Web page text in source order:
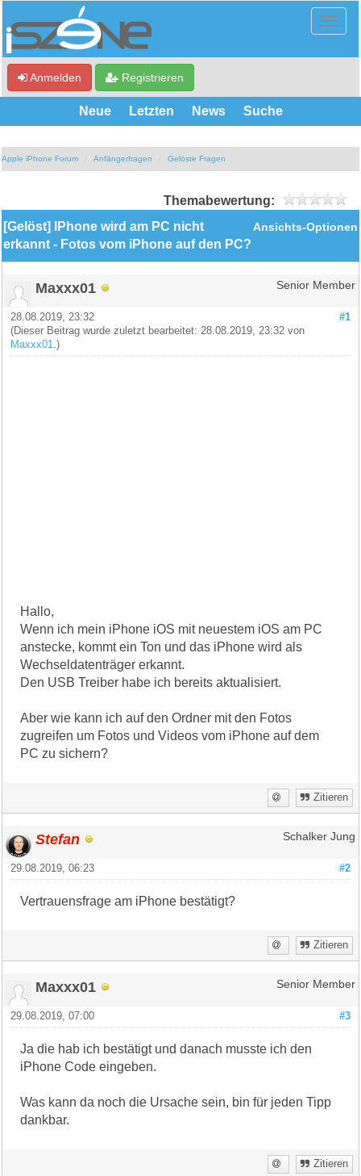
Anmelden Registrieren
Neue Letzten News Suche
Apple iPhone Forum Anfängerfragen Gelöste Fragen
Themabewertung:
Ansichts-Optionen
[Gelöst] IPhone wird am PC nicht
erkannt - Fotos vom iPhone auf den PC?
Maxxx01 Senior Member
#1
28.08.2019, 23:32
(Dieser Beitrag wurde zuletzt bearbeitet: 28.08.2019, 23:32 von
Maxxx01 .)
Hallo,
Wenn ich mein iPhone iOS mit neuestem iOS am PC
anstecke, kommt ein Ton und das iPhone wird als
Wechseldatenträger erkannt.
Den USB Treiber habe ich bereits aktualisiert.
Aber wie kann ich auf den Ordner mit den Fotos
zugreifen um Fotos und Videos vom iPhone auf dem
PC zu sichern?
Zitieren
Stefan Schalker Jung
#2
29.08.2019, 06:23
Vertrauensfrage am iPhone bestätigt?
Zitieren
Maxxx01 Senior Member
#3
29.08.2019, 07:00
Ja die hab ich bestätigt und danach musste ich den
iPhone Code eingeben.
Was kann da noch die Ursache sein, bin für jeden Tipp
dankbar.
Zitieren